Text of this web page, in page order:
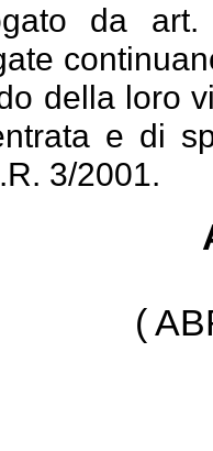
da
della loro
e di
3/2001.
(